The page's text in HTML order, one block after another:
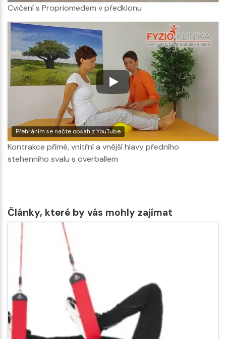
Cvičení s Propriomedem v předklonu
Přehráním se načte obsah z YouTube
Kontrakce přímé, vnitřní a vnější hlavy předního
stehenního svalu s overballem
Články, které by vás mohly zajímat